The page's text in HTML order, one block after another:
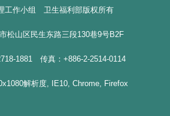
工作小组 卫生福利部版权所有
松山区民生东路三段130巷9号B2F
1881 传真：+886-2-2514-0114
解析度, IE10, Chrome, Firefox